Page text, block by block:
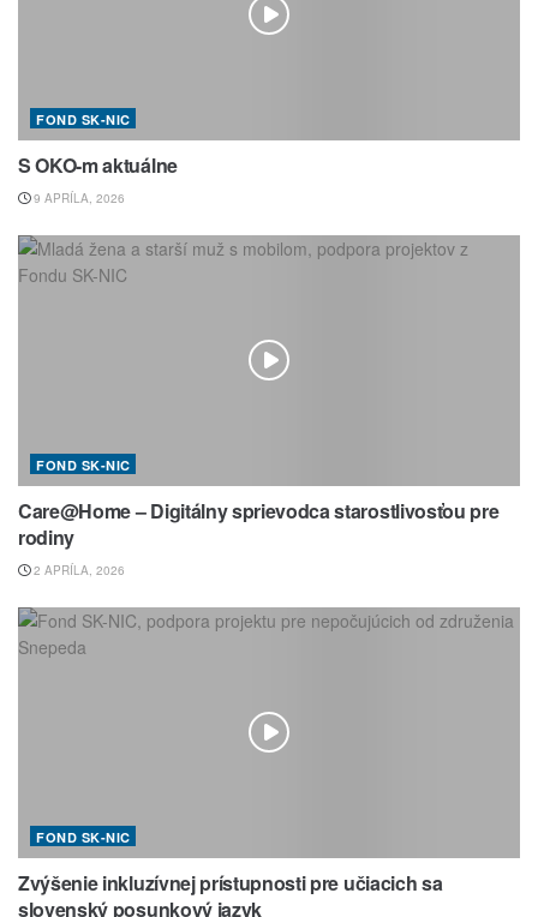
FOND SK-NIC
S OKO-m aktuálne
9 APRÍLA, 2026
FOND SK-NIC
Care@Home – Digitálny sprievodca starostlivosťou pre
rodiny
2 APRÍLA, 2026
FOND SK-NIC
Zvýšenie inkluzívnej prístupnosti pre učiacich sa
slovenský posunkový jazyk